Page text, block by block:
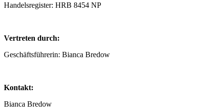
Handelsregister: HRB 8454 NP
Vertreten durch:
Geschäftsführerin: Bianca Bredow
Kontakt:
Bianca Bredow